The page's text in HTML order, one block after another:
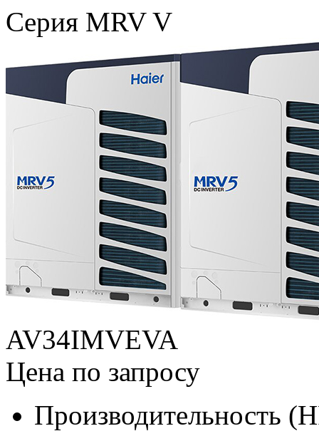
Серия MRV V
AV34IMVEVA
Цена по запросу
Производительность